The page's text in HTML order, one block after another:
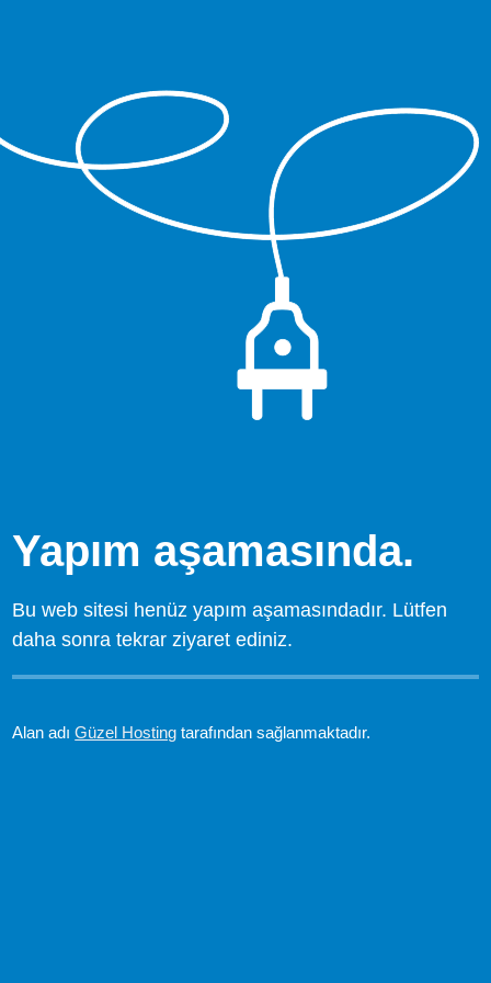
Yapım aşamasında.
Bu web sitesi henüz yapım aşamasındadır. Lütfen
daha sonra tekrar ziyaret ediniz.
Alan adıGüzel Hosting tarafından sağlanmaktadır.